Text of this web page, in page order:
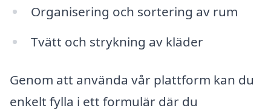
Organisering och sortering av rum
Tvätt och strykning av kläder
Genom att använda vår plattform kan du
enkelt fylla i ett formulär där du